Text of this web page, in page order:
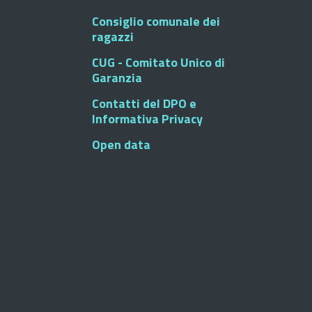
Consiglio comunale dei
ragazzi
CUG - Comitato Unico di
Garanzia
Contatti del DPO e
Informativa Privacy
Open data